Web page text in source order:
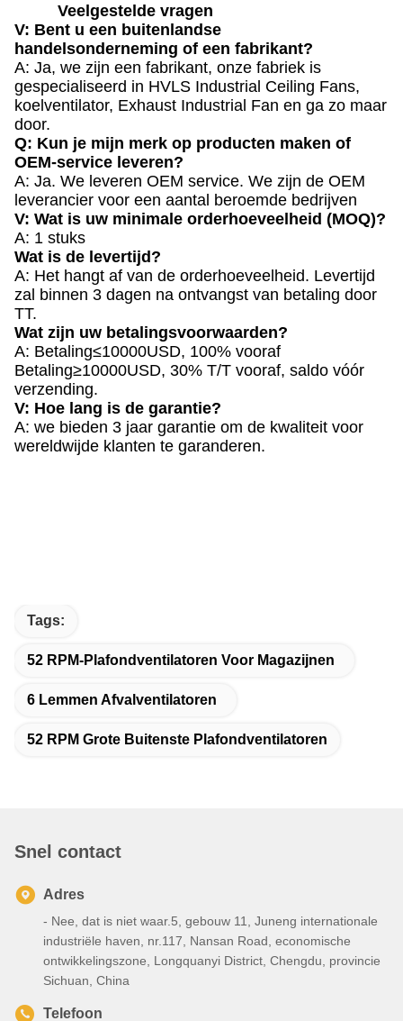
Veelgestelde vragen
V: Bent u een buitenlandse
handelsonderneming of een fabrikant?
A: Ja, we zijn een fabrikant, onze fabriek is
gespecialiseerd in HVLS Industrial Ceiling Fans,
koelventilator, Exhaust Industrial Fan en ga zo maar
door.
Q: Kun je mijn merk op producten maken of
OEM-service leveren?
A: Ja. We leveren OEM service. We zijn de OEM
leverancier voor een aantal beroemde bedrijven
V: Wat is uw minimale orderhoeveelheid (MOQ)?
A: 1 stuks
Wat is de levertijd?
A: Het hangt af van de orderhoeveelheid. Levertijd
zal binnen 3 dagen na ontvangst van betaling door
TT.
Wat zijn uw betalingsvoorwaarden?
A: Betaling≤10000USD, 100% vooraf
Betaling≥10000USD, 30% T/T vooraf, saldo vóór
verzending.
V: Hoe lang is de garantie?
A: we bieden 3 jaar garantie om de kwaliteit voor
wereldwijde klanten te garanderen.
Tags:
52 RPM-Plafondventilatoren Voor Magazijnen
6 Lemmen Afvalventilatoren
52 RPM Grote Buitenste Plafondventilatoren
Snel contact
Adres
- Nee, dat is niet waar.5, gebouw 11, Juneng internationale
industriële haven, nr.117, Nansan Road, economische
ontwikkelingszone, Longquanyi District, Chengdu, provincie
Sichuan, China
Telefoon